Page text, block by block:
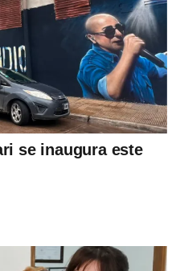
se inaugura este